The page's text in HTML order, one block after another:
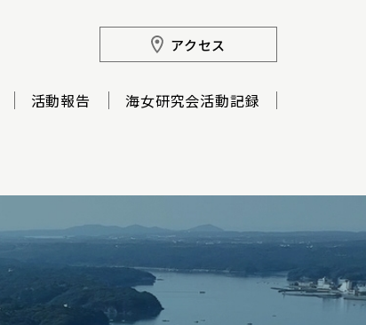
アクセス
活動報告 海女研究会活動記録